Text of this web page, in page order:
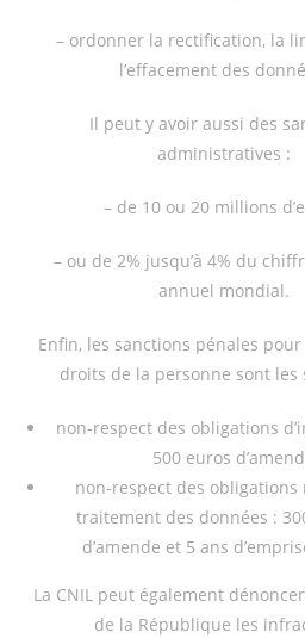
– ordonner la rectification, la
l’effacement des
Il peut y avoir aussi des
administratives :
– de 10 ou 20 millions
– ou de 2% jusqu’à 4% du
annuel mondial.
Enfin, les sanctions pénales
droits de la personne sont les
non-respect des obligations
500 euros
non-respect des obligations
traitement des données :
d’amende et 5 ans
La CNIL peut également
de la République les